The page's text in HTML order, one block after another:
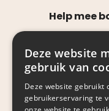
Help mee
Met de
een veilige
Deze website
gebruik van
Deze website gebruikt
gebruikerservaring te